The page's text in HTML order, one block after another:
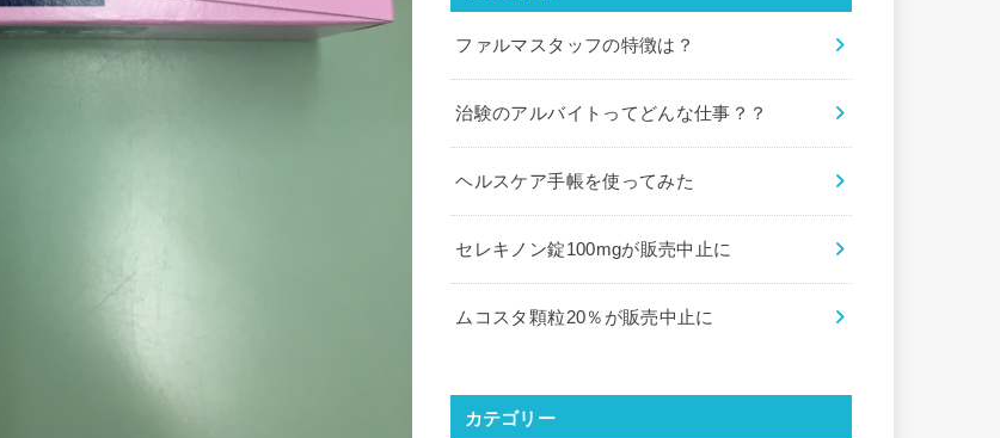
ファルマスタッフの特徴は？
治験のアルバイトってどんな仕事？？
ヘルスケア手帳を使ってみた
セレキノン錠100mgが販売中止に
ムコスタ顆粒20％が販売中止に
カテゴリー